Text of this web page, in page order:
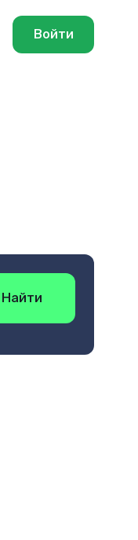
Войти
Найти